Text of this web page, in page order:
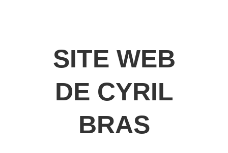
SITE WEB
DE CYRIL
BRAS